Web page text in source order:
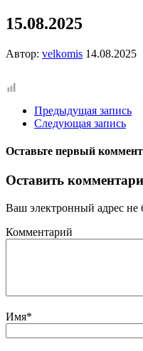
15.08.2025
Автор: velkomis 14.08.2025
Предыдущая запись
Следующая запись
Оставьте первый
Оставить
Ваш электронный адрес не
Комментарий
Имя*